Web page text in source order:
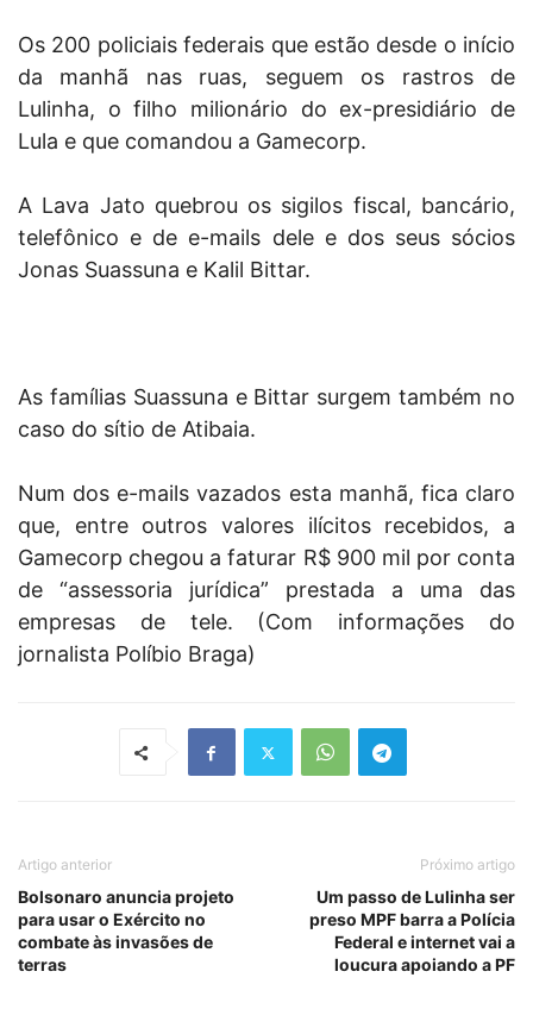
Os 200 policiais federais que estão desde o início
da manhã nas ruas, seguem os rastros de
Lulinha, o filho milionário do ex-presidiário de
Lula e que comandou a Gamecorp.
A Lava Jato quebrou os sigilos fiscal, bancário,
telefônico e de e-mails dele e dos seus sócios
Jonas Suassuna e Kalil Bittar.
As famílias Suassuna e Bittar surgem também no
caso do sítio de Atibaia.
Num dos e-mails vazados esta manhã, fica claro
que, entre outros valores ilícitos recebidos, a
Gamecorp chegou a faturar R$ 900 mil por conta
de “assessoria jurídica” prestada a uma das
empresas de tele. (Com informações do
jornalista Políbio Braga)
Artigo anterior
Bolsonaro anuncia projeto
para usar o Exército no
combate às invasões de
terras
Próximo artigo
Um passo de Lulinha ser
preso MPF barra a Polícia
Federal e internet vai a
loucura apoiando a PF